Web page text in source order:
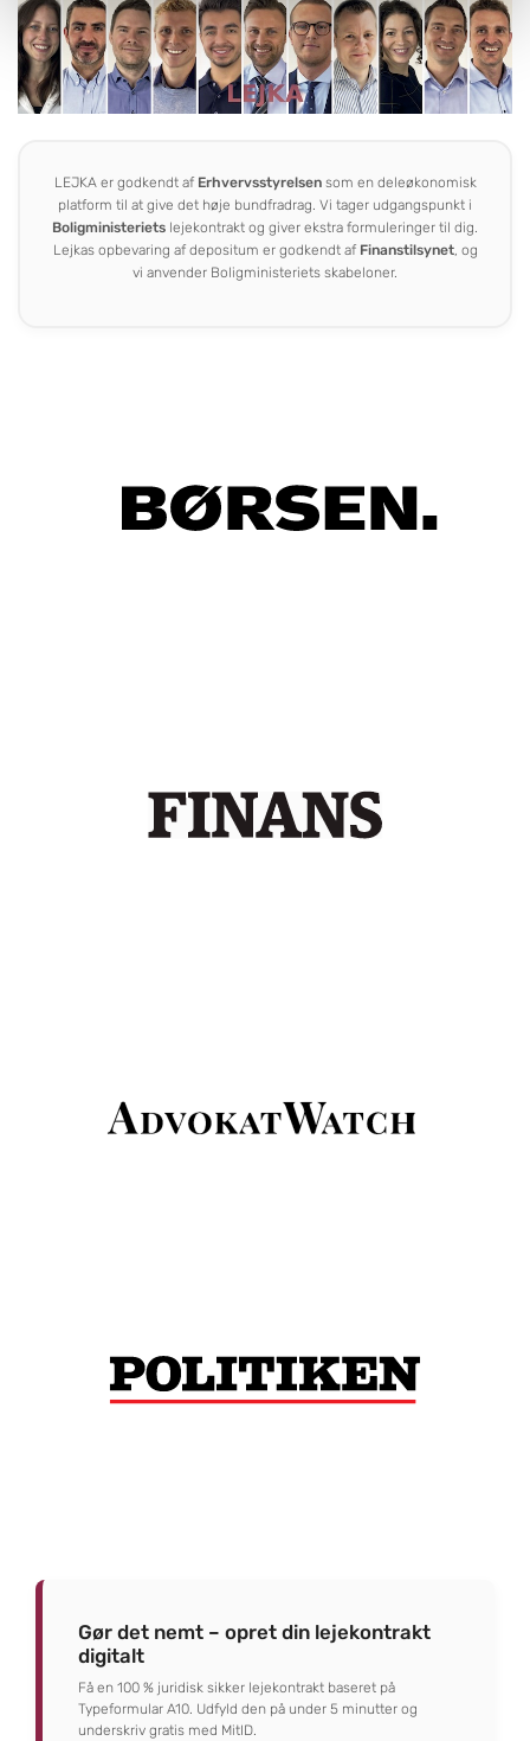
LEJKA er godkendt af Erhvervsstyrelsensom en deleøkonomisk
platform til at give det høje bundfradrag. Vi tager udgangspunkt i
Boligministeriets lejekontrakt og giver ekstra formuleringer til dig.
Lejkas opbevaring af depositum er godkendt af Finanstilsynet, og
vi anvender Boligministeriets skabeloner.
Gør det nemt – opret din lejekontrakt
digitalt
Få en 100 % juridisk sikker lejekontrakt baseret på
Typeformular A10. Udfyld den på under 5 minutter og
underskriv gratis med MitID.